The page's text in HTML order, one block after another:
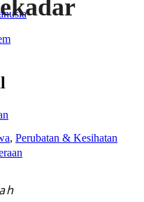
, Perubatan & Kesihatan